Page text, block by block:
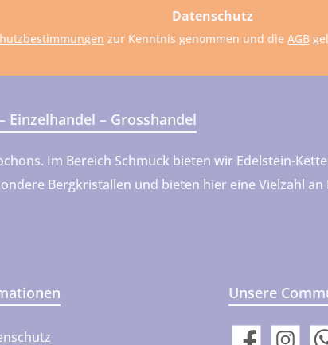
Datenschutz
zur Kenntnis genommen und die AGB
– Grosshandel
Im Bereich Schmuck bieten wir Edelstein-
Bergkristallen und bieten hier eine Vielzahl
Unsere